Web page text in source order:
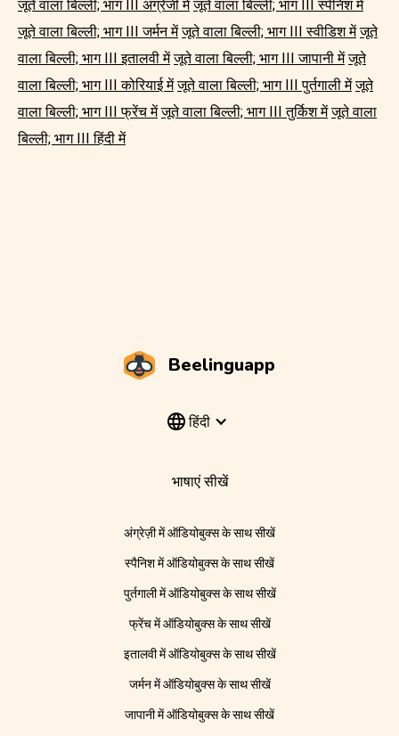
जूते वाला बिल्ली; भाग III अंग्रेजी में जूते वाला बिल्ली; भाग III स्पेनिश में
जूते वाला बिल्ली; भाग III जर्मन में जूते वाला बिल्ली; भाग III स्वीडिश में जूते
वाला बिल्ली; भाग III इतालवी में जूते वाला बिल्ली; भाग III जापानी में जूते
वाला बिल्ली; भाग III कोरियाई में जूते वाला बिल्ली; भाग III पुर्तगाली में जूते
वाला बिल्ली; भाग III फ्रेंच में जूते वाला बिल्ली; भाग III तुर्किश में जूते वाला
बिल्ली; भाग III हिंदी में
Beelinguapp
हिंदी
भाषाएं सीखें
अंग्रेज़ी में ऑडियोबुक्स के साथ सीखें
स्पैनिश में ऑडियोबुक्स के साथ सीखें
पुर्तगाली में ऑडियोबुक्स के साथ सीखें
फ्रेंच में ऑडियोबुक्स के साथ सीखें
इतालवी में ऑडियोबुक्स के साथ सीखें
जर्मन में ऑडियोबुक्स के साथ सीखें
जापानी में ऑडियोबुक्स के साथ सीखें